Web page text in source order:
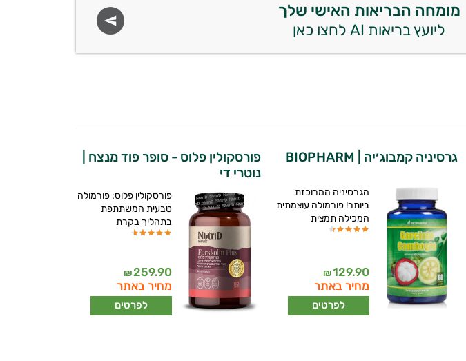
מומחה הבריאות האישי שלך
ליועץ בריאות AI לחצו כאן
גרסיניה קמבוג׳יה | BIOPHARM
הגרסיניה המרוכזת
ביותר! פורמולה עוצמתית
המכילה תמצית
129.90
₪
מחיר באתר
לפרטים
פורסקולין פלוס - סופר פוד מנצח |
נוטרי די
פורסקולין פלוס: פורמולה
טבעית המשתתפת
בתהליך בקרת
259.90
₪
מחיר באתר
לפרטים